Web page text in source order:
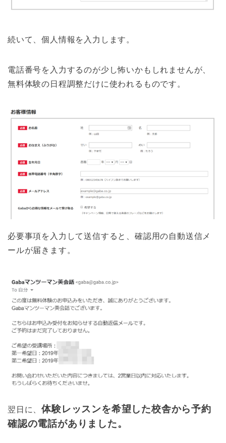
続いて、個人情報を入力します。
電話番号を入力するのが少し怖いかもしれませんが、
無料体験の日程調整だけに使われるものです。
必要事項を入力して送信すると、確認用の自動送信メ
ールが届きます。
翌日に、体験レッスンを希望した校舎から予約
確認の電話がありました。